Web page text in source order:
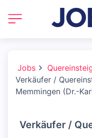
Jobs
Verkäufer /
Memmingen (Dr.-
Verkäufer /